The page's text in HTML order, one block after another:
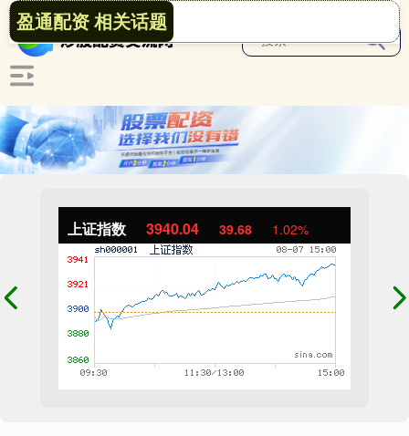
上证指数 3940.04 39.68 1.02%
盈通配资 相关话题